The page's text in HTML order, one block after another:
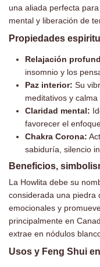
una aliada perfecta
mental y liberación de
Propiedades
Relajación
insomnio y los
Paz interior: Su
meditativos y calma
Claridad mental:
favorecer el
Chakra Corona:
sabiduría, silencio
Beneficios,
La Howlita debe su
considerada una piedra
emocionales y
principalmente en
extrae en nódulos
Usos y Feng Shui